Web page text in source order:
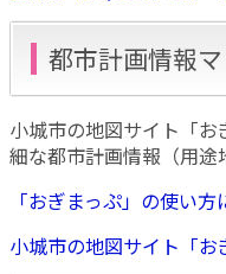
都市計画情報
小城市の地図サイト「
細な都市計画情報（用途
「おぎまっぷ」の使い
小城市の地図サイト「お